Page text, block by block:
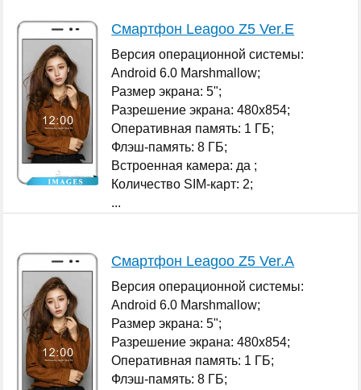
Смартфон Leagoo Z5 Ver.E
Версия операционной системы:
Android 6.0 Marshmallow;
Размер экрана: 5";
Разрешение экрана: 480x854;
Оперативная память: 1 ГБ;
Флэш-память: 8 ГБ;
Встроенная камера: да ;
Количество SIM-карт: 2;
...
Смартфон Leagoo Z5 Ver.A
Версия операционной системы:
Android 6.0 Marshmallow;
Размер экрана: 5";
Разрешение экрана: 480x854;
Оперативная память: 1 ГБ;
Флэш-память: 8 ГБ;